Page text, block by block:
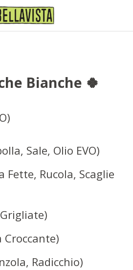
Bianche 🍀
Sale, Olio EVO)
Fette, Rucola, Scaglie
Croccante)
Radicchio)